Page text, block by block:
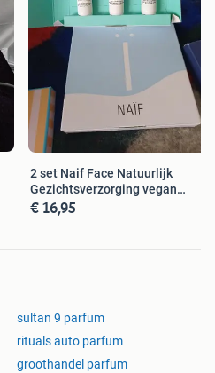
2 set Naif Face Natuurlijk
Gezichtsverzorging vegan
skincare
€ 16,95
sultan 9 parfum
rituals auto parfum
groothandel parfum